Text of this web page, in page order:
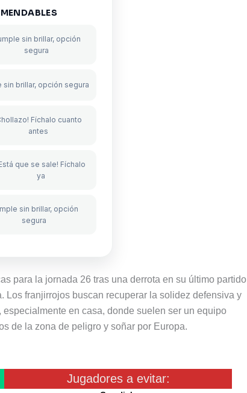
sin brillar, opción
segura
sin brillar, opción segura
Fíchalo cuanto
antes
que se sale! Fíchalo
ya
sin brillar, opción
segura
para la jornada 26 tras una derrota en su último partido
franjirrojos buscan recuperar la solidez defensiva y
en casa, donde suelen ser un equipo
de la zona de peligro y soñar por Europa.
Jugadores a evitar: